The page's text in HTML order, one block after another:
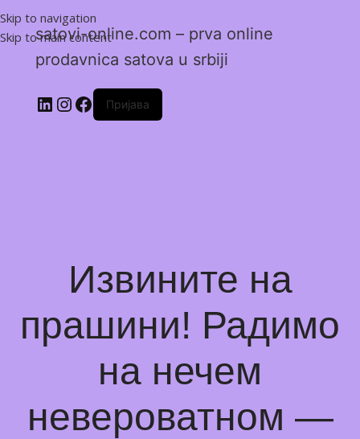
Skip to navigation
Skip to main content
satovi-online.com – prva online
prodavnica satova u srbiji
Пријава
Извините на
прашини! Радимо
на нечем
невероватном —